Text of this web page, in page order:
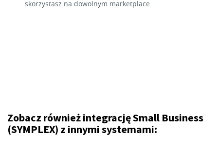
skorzystasz na dowolnym marketplace.
Zobacz również integrację Small Business
(SYMPLEX) z innymi systemami: